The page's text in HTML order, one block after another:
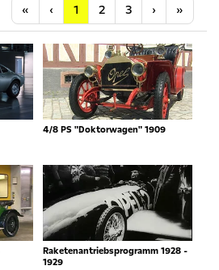
« Anfang
‹ Vorherige
1 2 3 ›Nächste
»
4/8 PS "Doktorwagen" 1909
Raketenantriebsprogramm 1928 -
1929